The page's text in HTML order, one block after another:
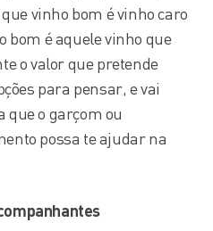
vinho bom é vinho caro
bom é aquele vinho que
o valor que pretende
para pensar, e vai
o garçom ou
possa te ajudar na